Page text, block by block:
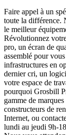
Faire appel à un
toute la différence.
le meilleur
Révolutionnez
pro, un écran de
assemblé pour
infrastructures en
dernier cri, un
votre espace de
pourquoi Grosbill
gamme de
constructeurs de
Internet, ou
lundi au jeudi 9h-